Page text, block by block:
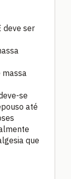
deve ser
se
até
que